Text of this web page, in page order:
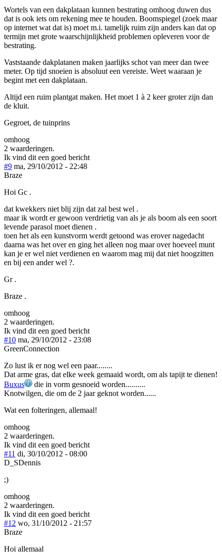
Wortels van een dakplataan kunnen bestrating omhoog duwen dus
dat is ook iets om rekening mee te houden. Boomspiegel (zoek maar
op internet wat dat is) moet m.i. tamelijk ruim zijn anders kan dat op
termijn met grote waarschijnlijkheid problemen opleveren voor de
bestrating.
Vaststaande dakplatanen maken jaarlijks schot van meer dan twee
meter. Op tijd snoeien is absoluut een vereiste. Weet waaraan je
begint met een dakplataan.
Altijd een ruim plantgat maken. Het moet 1 à 2 keer groter zijn dan
de kluit.
Gegroet, de tuinprins
omhoog
2 waarderingen.
Ik vind dit een goed bericht
#9 ma, 29/10/2012 - 22:48
Braze
Hoi Gc .
dat kwekkers niet blij zijn dat zal best wel .
maar ik wordt er gewoon verdrietig van als je als boom als een soort
levende parasol moet dienen .
toen het als een kunstvorm werdt getoond was erover nagedacht
daarna was het over en ging het alleen nog maar over hoeveel munt
kan je er wel niet verdienen en waarom mag mij dat niet hoogzitten
en bij een ander wel ?.
Gr .
Braze .
omhoog
2 waarderingen.
Ik vind dit een goed bericht
#10 ma, 29/10/2012 - 23:08
GreenConnection
Zo lust ik er nog wel een paar........
Dat arme gras, dat elke week gemaaid wordt, om als tapijt te dienen!
Buxus
die in vorm gesnoeid worden..........
Knotwilgen, die om de 2 jaar geknot worden......
Wat een folteringen, allemaal!
omhoog
2 waarderingen.
Ik vind dit een goed bericht
#11 di, 30/10/2012 - 08:00
D_SDennis
;)
omhoog
2 waarderingen.
Ik vind dit een goed bericht
#12 wo, 31/10/2012 - 21:57
Braze
Hoi allemaal